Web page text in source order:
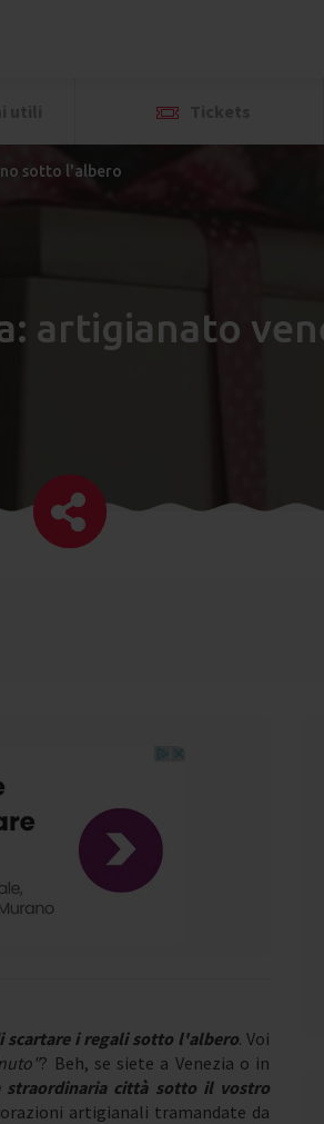
sotto l'albero
artigianato
scartare i regali sotto l'albero. Voi
? Beh, se siete a Venezia o in
straordinaria città sotto il vostro
artigianali tramandate da